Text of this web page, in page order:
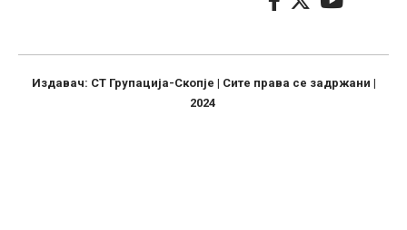
Издавач: СТ Групација-Скопје | Сите права се задржани |
2024